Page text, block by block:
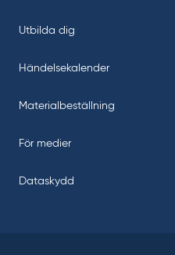
Utbilda dig
Händelsekalender
Materialbeställning
För medier
Dataskydd